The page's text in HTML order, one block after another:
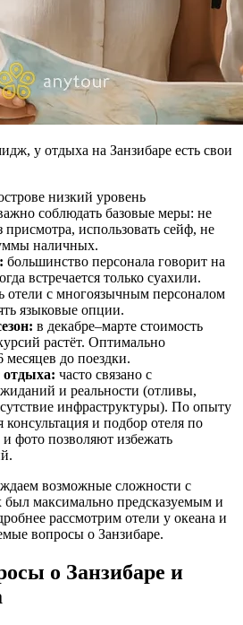
у отдыха на Занзибаре есть свои
низкий уровень
соблюдать базовые меры: не
присмотра, использовать сейф, не
наличных.
большинство персонала говорит на
встречается только суахили.
отели с многоязычным персоналом
языковые опции.
в декабре–марте стоимость
растёт. Оптимально
месяцев до поездки.
отдыха: часто связано с
и реальности (отливы,
инфраструктуры). По опыту
консультация и подбор отеля по
фото позволяют избежать
возможные сложности с
максимально предсказуемым и
рассмотрим отели у океана и
вопросы о Занзибаре.
о Занзибаре и